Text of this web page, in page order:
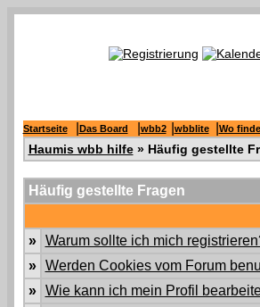
Startseite Das Board wbb2 wbblite Wo
Haumis wbb hilfe» Häufig gestellte
Häufig gestellte Fragen
»
Warum sollte ich mich
»
Werden Cookies vom Forum
»
Wie kann ich mein Profil